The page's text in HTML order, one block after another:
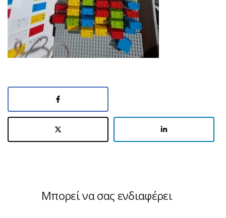
Μπορεί να σας ενδιαφέρει